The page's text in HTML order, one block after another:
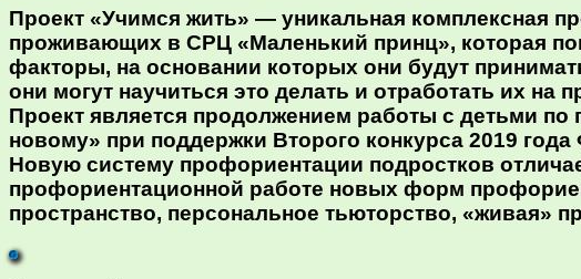
Проект «Учимся жить» — уникальная комплексная
проживающих в СРЦ «Маленький принц», которая
факторы, на основании которых они будут
они могут научиться это делать и отработать их
Проект является продолжением работы с детьми
новому» при поддержки Второго конкурса 2019 года
Новую систему профориентации подростков
профориентационной работе новых форм
пространство, персональное тьюторство, «живая»